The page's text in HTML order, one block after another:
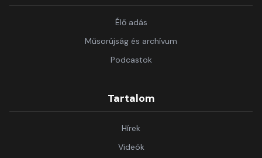
Élő adás
Műsorújság és archívum
Podcastok
Tartalom
Hírek
Videók